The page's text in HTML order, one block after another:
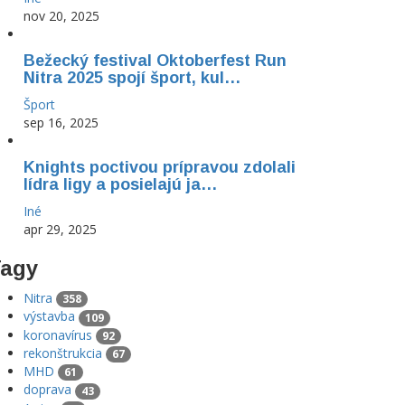
nov 20, 2025
Bežecký festival Oktoberfest Run
Nitra 2025 spojí šport, kul…
Šport
sep 16, 2025
Knights poctivou prípravou zdolali
lídra ligy a posielajú ja…
Iné
apr 29, 2025
Nitra 358
výstavba 109
koronavírus 92
rekonštrukcia 67
MHD 61
doprava 43